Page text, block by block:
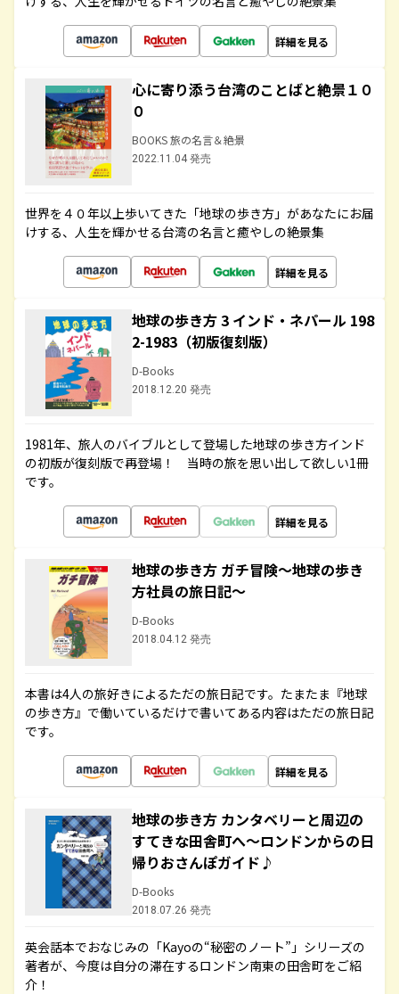
詳細を見る
心に寄り添う台湾のことばと絶景１０
０
BOOKS 旅の名言＆絶景
2022.11.04 発売
世界を４０年以上歩いてきた「地球の歩き方」があなたにお届
けする、人生を輝かせる台湾の名言と癒やしの絶景集
詳細を見る
地球の歩き方 3 インド・ネパール 198
2-1983（初版復刻版）
D-Books
2018.12.20 発売
1981年、旅人のバイブルとして登場した地球の歩き方インド
の初版が復刻版で再登場！ 当時の旅を思い出して欲しい1冊
です。
詳細を見る
地球の歩き方 ガチ冒険～地球の歩き
方社員の旅日記～
D-Books
2018.04.12 発売
本書は4人の旅好きによるただの旅日記です。たまたま『地球
の歩き方』で働いているだけで書いてある内容はただの旅日記
です。
詳細を見る
地球の歩き方 カンタベリーと周辺の
すてきな田舎町へ～ロンドンからの日
帰りおさんぽガイド♪
D-Books
2018.07.26 発売
英会話本でおなじみの「Kayoの“秘密のノート”」シリーズの
著者が、今度は自分の滞在するロンドン南東の田舎町をご紹
介！